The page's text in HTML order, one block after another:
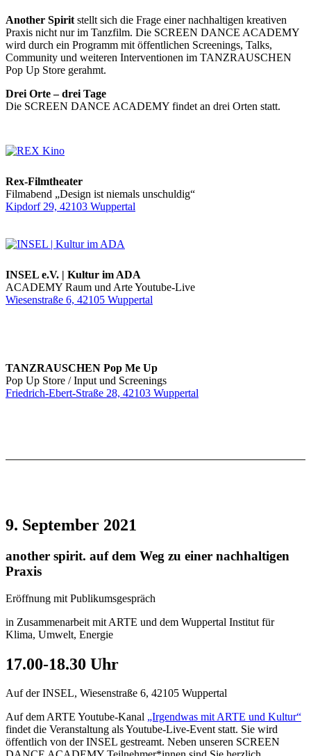
Another Spirit stellt sich die Frage einer nachhaltigen kreativen
Praxis nicht nur im Tanzfilm. Die SCREEN DANCE ACADEMY
wird durch ein Programm mit öffentlichen Screenings, Talks,
Community und weiteren Interventionen im TANZRAUSCHEN
Pop Up Store gerahmt.
Drei Orte – drei Tage
Die SCREEN DANCE ACADEMY findet an drei Orten statt.
Rex-Filmtheater
Filmabend „Design ist niemals unschuldig“
Kipdorf 29, 42103 Wuppertal
INSEL e.V. | Kultur im ADA
ACADEMY Raum und Arte Youtube-Live
Wiesenstraße 6, 42105 Wuppertal
TANZRAUSCHEN Pop Me Up
Pop Up Store / Input und Screenings
Friedrich-Ebert-Straße 28, 42103 Wuppertal
9. September 2021
another spirit. auf dem Weg zu einer nachhaltigen
Praxis
Eröffnung mit Publikumsgespräch
in Zusammenarbeit mit ARTE und dem Wuppertal Institut für
Klima, Umwelt, Energie
17.00-18.30 Uhr
Auf der INSEL, Wiesenstraße 6, 42105 Wuppertal
Auf dem ARTE Youtube-Kanal „Irgendwas mit ARTE und Kultur“
findet die Veranstaltung als Youtube-Live-Event statt. Sie wird
öffentlich von der INSEL gestreamt. Neben unseren SCREEN